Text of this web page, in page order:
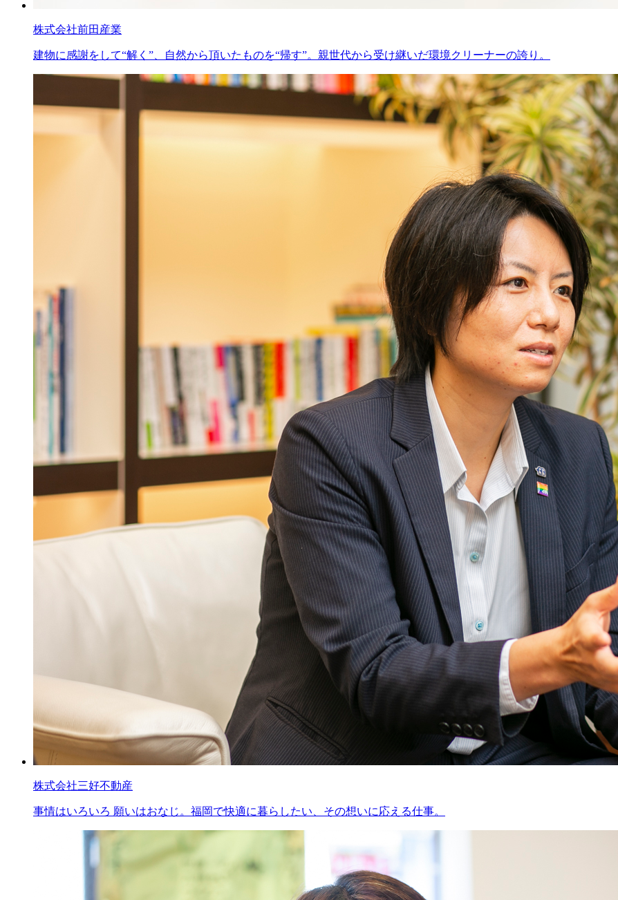
株式会社前田産業
建物に感謝をして“解く”、自然から頂いたものを“帰す”。親世代から受け継いだ環境クリーナーの誇り。
株式会社三好不動産
事情はいろいろ 願いはおなじ。福岡で快適に暮らしたい、その想いに応える仕事。